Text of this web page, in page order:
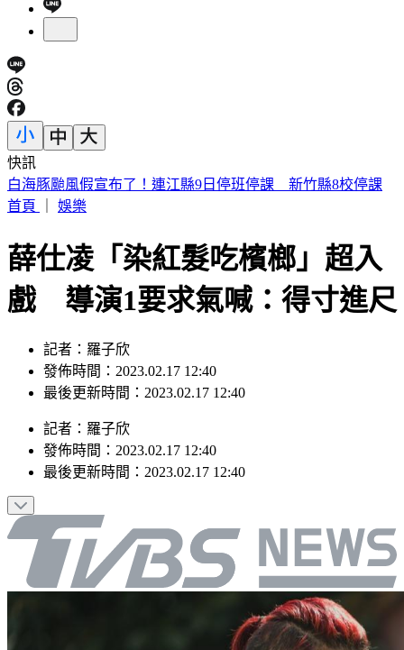
快訊
帶孫散步遭無照撞死 女兒悲喊：第一個沒你的父親節
首頁
娛樂
薛仕凌「染紅髮吃檳榔」超入
戲 導演1要求氣喊：得寸進尺
記者：羅子欣
發佈時間：2023.02.17 12:40
最後更新時間：2023.02.17 12:40
記者 ： 羅子欣
發佈時間： 2023.02.17 12:40
最後更新時間： 2023.02.17 12:40